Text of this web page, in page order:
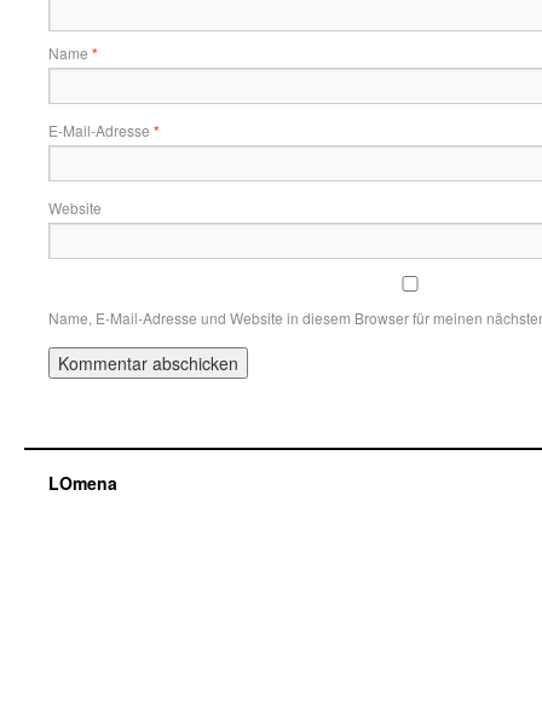
Name *
E-Mail-Adresse *
Website
Name, E-Mail-Adresse und Website in diesem Browser für meinen
LOmena